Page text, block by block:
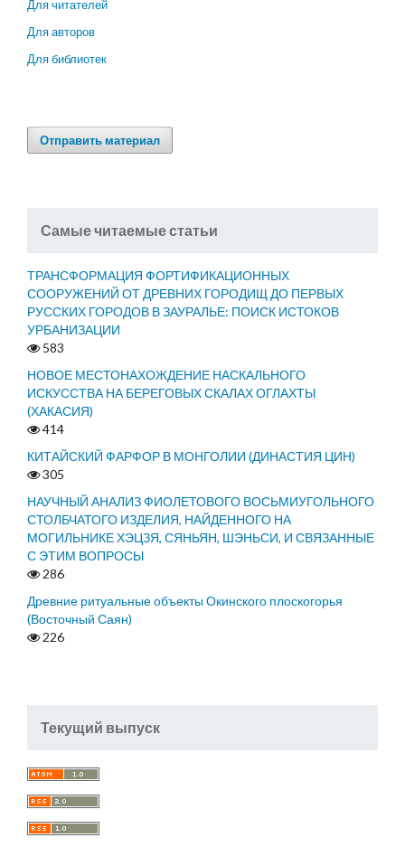
Для читателей
Для авторов
Для библиотек
Отправить материал
Самые читаемые статьи
ТРАНСФОРМАЦИЯ ФОРТИФИКАЦИОННЫХ
СООРУЖЕНИЙ ОТ ДРЕВНИХ ГОРОДИЩ ДО ПЕРВЫХ
РУССКИХ ГОРОДОВ В ЗАУРАЛЬЕ: ПОИСК ИСТОКОВ
УРБАНИЗАЦИИ
583
НОВОЕ МЕСТОНАХОЖДЕНИЕ НАСКАЛЬНОГО
ИСКУССТВА НА БЕРЕГОВЫХ СКАЛАХ ОГЛАХТЫ
(ХАКАСИЯ)
414
КИТАЙСКИЙ ФАРФОР В МОНГОЛИИ (ДИНАСТИЯ ЦИН)
305
НАУЧНЫЙ АНАЛИЗ ФИОЛЕТОВОГО ВОСЬМИУГОЛЬНОГО
СТОЛБЧАТОГО ИЗДЕЛИЯ, НАЙДЕННОГО НА
МОГИЛЬНИКЕ ХЭЦЗЯ, СЯНЬЯН, ШЭНЬСИ, И СВЯЗАННЫЕ
С ЭТИМ ВОПРОСЫ
286
Древние ритуальные объекты Окинского плоскогорья
(Восточный Саян)
226
Текущий выпуск